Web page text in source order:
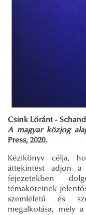
Csink Lóránt -
A magyar közjog
Press, 2020.
Kézikönyv célja,
áttekintést adjon a
fejezetekben
témaköreinek
szemléletű és
megalkotása, mely